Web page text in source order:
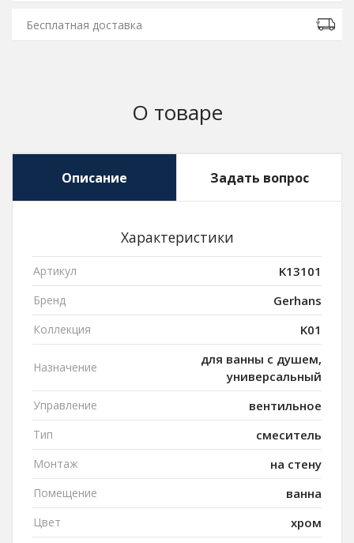
Бесплатная доставка
О товаре
Описание Задать вопрос
Характеристики
Артикул K13101
Бренд Gerhans
Коллекция K01
Назначение
для ванны с душем,
универсальный
Управление вентильное
Тип смеситель
Монтаж на стену
Помещение ванна
Цвет хром